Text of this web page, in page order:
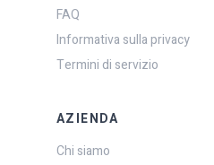
FAQ
Informativa sulla privacy
Termini di servizio
AZIENDA
Chi siamo